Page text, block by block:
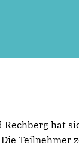
Rechberg hat
Teilnehmer